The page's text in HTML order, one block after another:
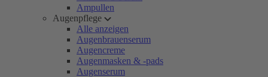
Ampullen
Augenpflege
Alle anzeigen
Augenbrauenserum
Augencreme
Augenmasken & -pads
Augenserum